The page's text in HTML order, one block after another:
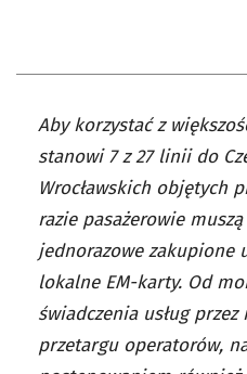
Aby korzystać z
stanowi 7 z 27 linii do
Wrocławskich objętych
razie pasażerowie
jednorazowe zakupione
lokalne EM-karty. Od
świadczenia usług
przetargu operatorów,